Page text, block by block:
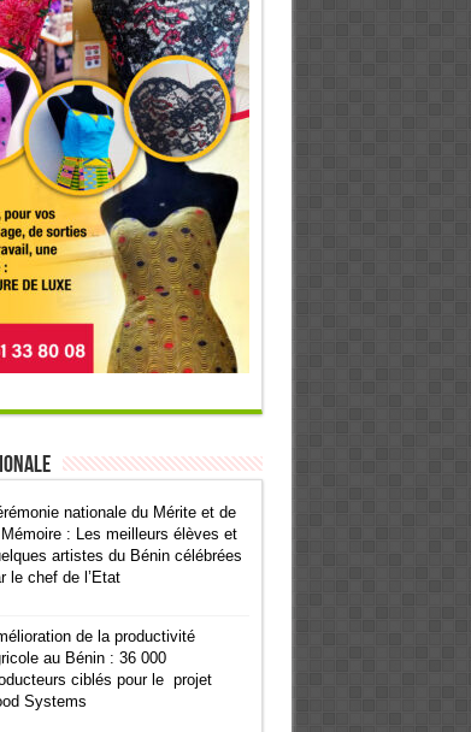
nationale du Mérite et de
: Les meilleurs élèves et
artistes du Bénin célébrées
le chef de l’Etat
de la productivité
au Bénin : 36 000
ciblés pour le projet
Systems